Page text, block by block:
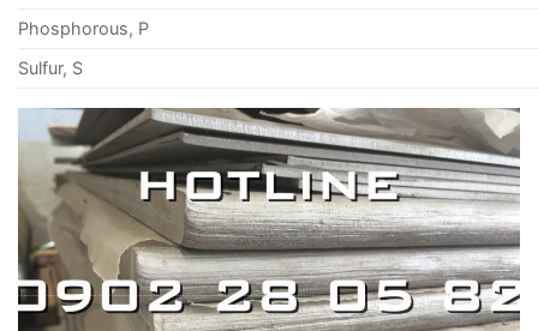
Phosphorous, P
Sulfur, S